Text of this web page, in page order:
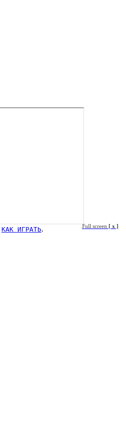
Full screen [ x ]
КАК ИГРАТЬ.